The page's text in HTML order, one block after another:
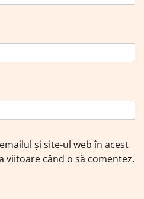
și site-ul web în acest
viitoare când o să comentez.